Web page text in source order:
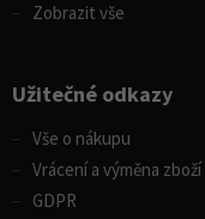
Zobrazit vše
Užitečné odkazy
Vše o nákupu
Vrácení a výměna zboží
GDPR